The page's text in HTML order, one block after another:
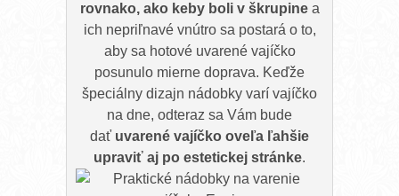
rovnako, ako keby boli v škrupine a
ich nepriľnavé vnútro sa postará o to,
aby sa hotové uvarené vajíčko
posunulo mierne doprava. Keďže
špeciálny dizajn nádobky varí vajíčko
na dne, odteraz sa Vám bude
dať uvarené vajíčko oveľa ľahšie
upraviť aj po estetickej stránke.